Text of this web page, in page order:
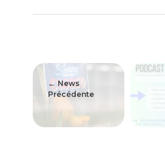
News
Précédente